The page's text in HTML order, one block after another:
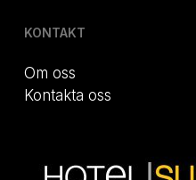
KONTAKT
Om oss
Kontakta oss